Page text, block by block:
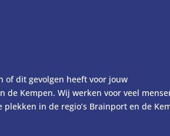
of dit gevolgen heeft voor jouw
de Kempen. Wij werken voor veel
in de regio’s Brainport en de